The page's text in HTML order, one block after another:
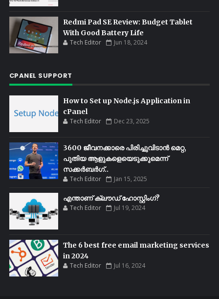
Redmi Pad SE Review: Budget Tablet
With Good Battery Life
Tech Editor Jun 18, 2024
CPANEL SUPPORT
How to Set up Node.js Application in
cPanel
Tech Editor Dec 23, 2025
3600 ജീവനക്കാരെ പിരിച്ചുവിടാൻ മെറ്റ,
പുതിയ ആളുകളെയെടുക്കുമെന്ന്
സക്കർബർഗ്..
Tech Editor Jan 15, 2025
എന്താണ് ക്ലൗഡ് ഹോസ്റ്റിംഗ്?
Tech Editor Jul 19, 2024
The 6 best free email marketing services
in 2024
Tech Editor Jul 16, 2024